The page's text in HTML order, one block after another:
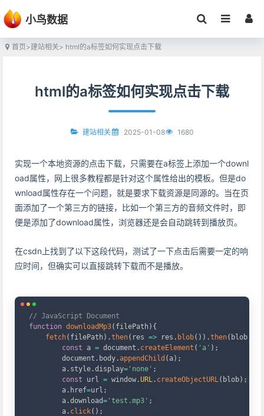
小鸟数据
首页>建站相关> html的a标签如何实现点击下载
html的a标签如何实现点击下载
建站相关 2025-01-08 1680
实现一个本地资源的点击下载，只需要在a标签上添加一个downl
oad属性，网上很多教程都是针对这个属性给出的模板。但是do
wnload属性存在一个问题，就是要求下载资源是同源的。当在页
面添加了一个第三方的链接，比如一个第三方的音频文件时，即
便是添加了download属性，浏览器还是会自动跳转到播放页。
在csdn上找到了以下这段代码，测试了一下点击后需要一定的响
应时间，但确实可以直接跳转下载而不是播放。
// JavaScript Document
function downloadMp3( filePath) {
fetch( filePath) .then( res => res . blob( ) ) .then( blob
const a = document . createElement ( 'a' ) ;
        document
. body .appendChild ( a) ;
        a
. style .display= 'none' ;
const url = window .URL . createObjectURL( blob) ;
        a
. href=url ;
        a
.download= 'test.mp3' ;
        a
. click( ) ;